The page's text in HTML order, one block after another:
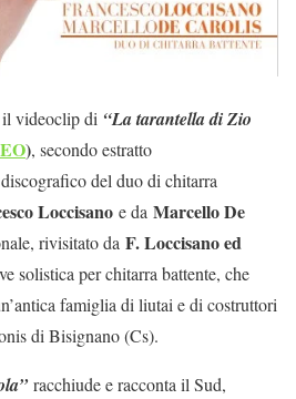
videoclip di “La tarantella di Zio
), secondo estratto
discografico del duo di chitarra
Loccisano e da Marcello De
rivisitato da F. Loccisano ed
solistica per chitarra battente, che
famiglia di liutai e di costruttori
di Bisignano (Cs).
racchiude e racconta il Sud,